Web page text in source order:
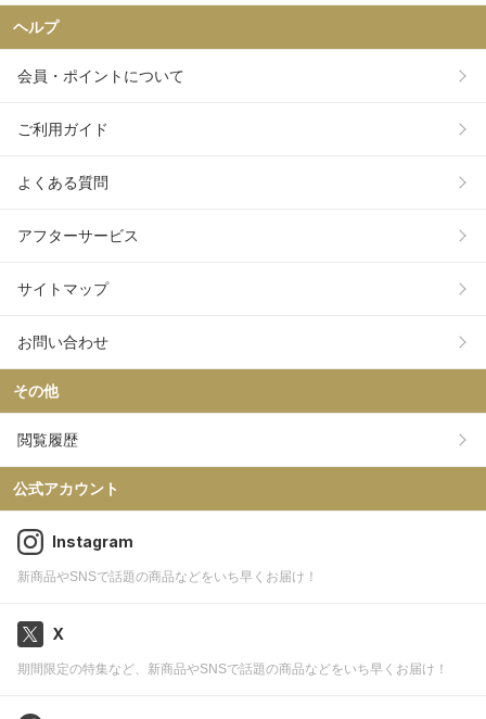
ヘルプ
会員・ポイントについて
ご利用ガイド
よくある質問
アフターサービス
サイトマップ
お問い合わせ
その他
閲覧履歴
公式アカウント
Instagram
新商品やSNSで話題の商品などをいち早くお届け！
X
期間限定の特集など、新商品やSNSで話題の商品などをいち早くお届け！